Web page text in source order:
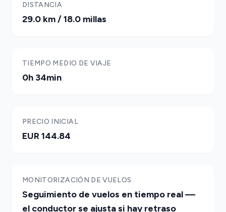
DISTANCIA
29.0 km / 18.0 millas
TIEMPO MEDIO DE VIAJE
0h 34min
PRECIO INICIAL
EUR 144.84
MONITORIZACIÓN DE VUELOS
Seguimiento de vuelos en tiempo real —
el conductor se ajusta si hay retraso